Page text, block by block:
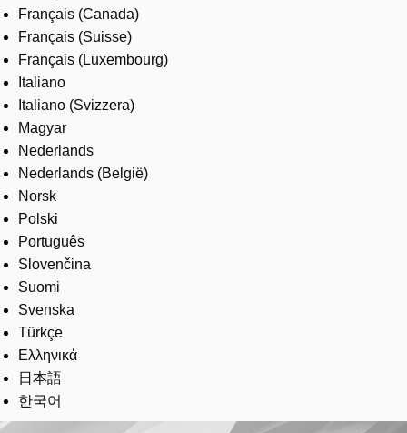
Français (Canada)
Français (Suisse)
Français (Luxembourg)
Italiano
Italiano (Svizzera)
Magyar
Nederlands
Nederlands (België)
Norsk
Polski
Português
Slovenčina
Suomi
Svenska
Türkçe
Ελληνικά
日本語
한국어